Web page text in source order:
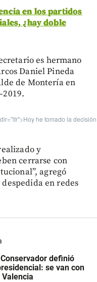
en los partidos
¿hay doble
es hermano
Daniel Pineda
de Montería en
he tomado la
y
cerrarse con
agregó
en redes
definió
se van con